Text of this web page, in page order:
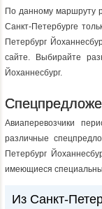
По данному маршруту
Санкт-Петербурге
Петербург
сайте. Выбирайте
Йоханнесбург.
Авиаперевозчики
различные
Петербург
имеющиеся
Из Санкт-